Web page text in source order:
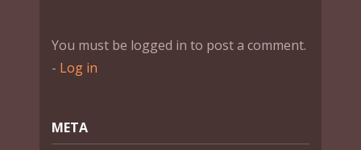
You must be logged in to post a comment.
- Log in
МЕТА